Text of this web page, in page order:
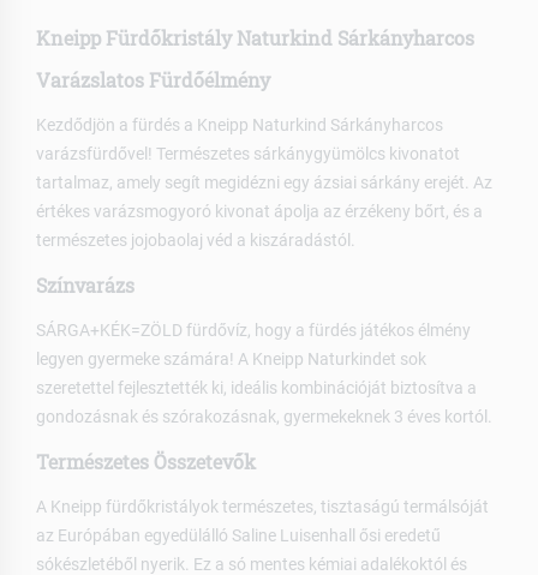
Kneipp Fürdőkristály Naturkind Sárkányharcos
Varázslatos Fürdőélmény
Kezdődjön a fürdés a Kneipp Naturkind Sárkányharcos
varázsfürdővel! Természetes sárkánygyümölcs kivonatot
tartalmaz, amely segít megidézni egy ázsiai sárkány erejét. Az
értékes varázsmogyoró kivonat ápolja az érzékeny bőrt, és a
természetes jojobaolaj véd a kiszáradástól.
Színvarázs
SÁRGA+KÉK=ZÖLD fürdővíz, hogy a fürdés játékos élmény
legyen gyermeke számára! A Kneipp Naturkindet sok
szeretettel fejlesztették ki, ideális kombinációját biztosítva a
gondozásnak és szórakozásnak, gyermekeknek 3 éves kortól.
Természetes Összetevők
A Kneipp fürdőkristályok természetes, tisztaságú termálsóját
az Európában egyedülálló Saline Luisenhall ősi eredetű
sókészletéből nyerik. Ez a só mentes kémiai adalékoktól és